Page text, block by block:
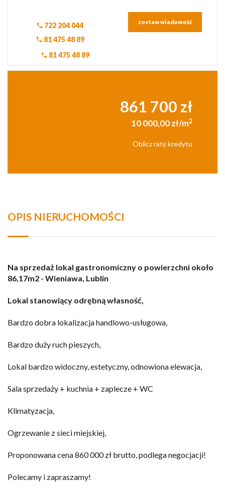
722 204 044
81 475 48 89
81 475 48 89
zostaw wiadomość
861 700 zł
10 000,00 zł/m2
Oblicz ratę kredytu
OPIS NIERUCHOMOŚCI
Na sprzedaż lokal gastronomiczny o powierzchni około
86,17m2 - Wieniawa, Lublin
Lokal stanowiący odrębną własność,
Bardzo dobra lokalizacja handlowo-usługowa,
Bardzo duży ruch pieszych,
Lokal bardzo widoczny, estetyczny, odnowiona elewacja,
Sala sprzedaży + kuchnia + zaplecze + WC
Klimatyzacja,
Ogrzewanie z sieci miejskiej,
Proponowana cena 860 000 zł brutto, podlega negocjacji!
Polecamy i zapraszamy!